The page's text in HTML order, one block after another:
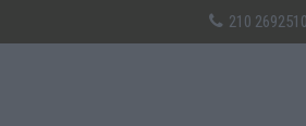
210 2692510